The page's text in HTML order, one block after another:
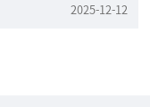
2025-12-12